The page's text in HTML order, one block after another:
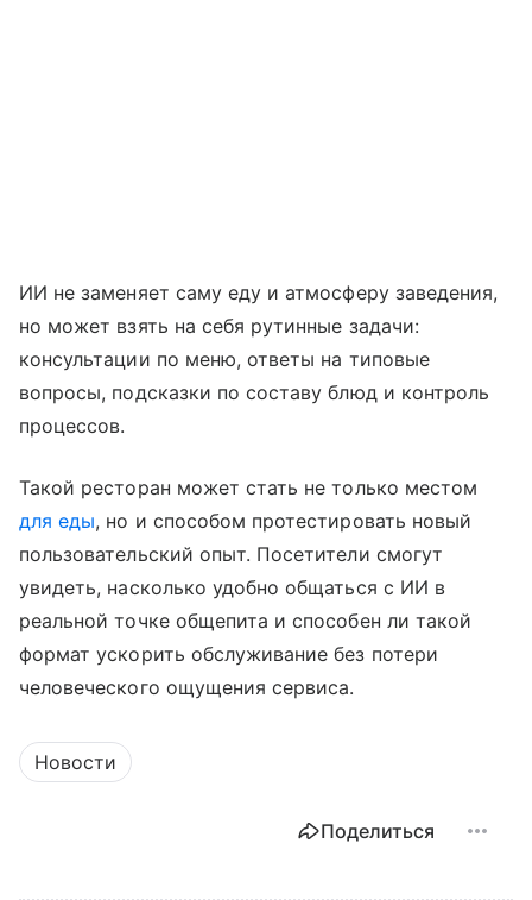
ИИ не заменяет саму еду и атмосферу заведения,
но может взять на себя рутинные задачи:
консультации по меню, ответы на типовые
вопросы, подсказки по составу блюд и контроль
процессов.
Такой ресторан может стать не только местом
для еды, но и способом протестировать новый
пользовательский опыт. Посетители смогут
увидеть, насколько удобно общаться с ИИ в
реальной точке общепита и способен ли такой
формат ускорить обслуживание без потери
человеческого ощущения сервиса.
Новости
Поделиться